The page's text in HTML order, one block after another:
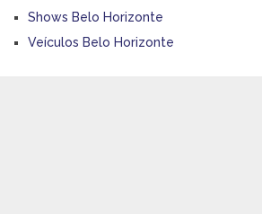
Shows Belo Horizonte
Veículos Belo Horizonte